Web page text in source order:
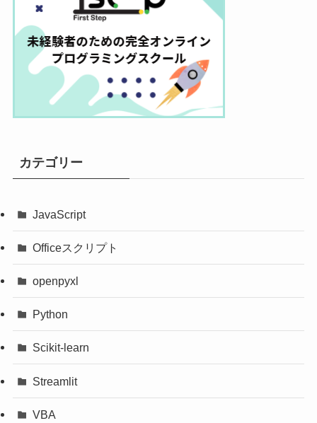
カテゴリー
JavaScript
Officeスクリプト
openpyxl
Python
Scikit-learn
Streamlit
VBA